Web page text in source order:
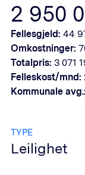
2 950
Fellesgjeld: 44
Omkostninger:
Totalpris: 3 071
Felleskost/mnd:
Kommunale avg.:
TYPE
Leilighet